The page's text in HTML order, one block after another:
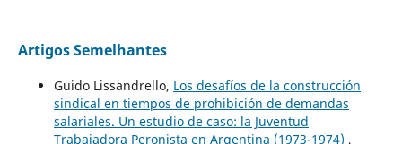
Artigos Semelhantes
Guido Lissandrello, Los desafíos de la construcción
sindical en tiempos de prohibición de demandas
salariales. Un estudio de caso: la Juventud
Trabajadora Peronista en Argentina (1973-1974) ,